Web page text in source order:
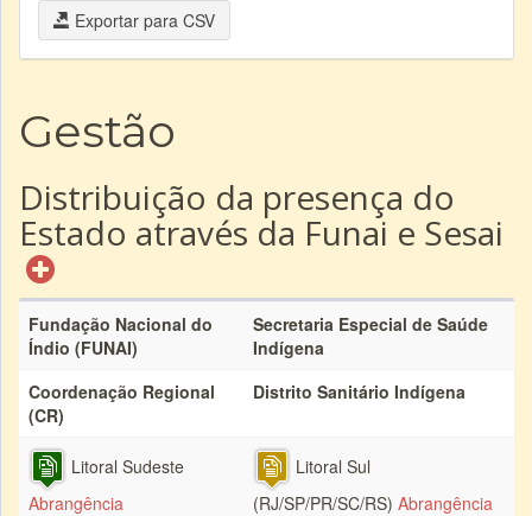
Exportar para CSV
Gestão
Distribuição da presença do
Estado através da Funai e Sesai
Fundação Nacional do
Índio (FUNAI)
Secretaria Especial de Saúde
Indígena
Coordenação Regional
(CR)
Distrito Sanitário Indígena
Litoral Sudeste
Abrangência
Litoral Sul
(RJ/SP/PR/SC/RS) Abrangência